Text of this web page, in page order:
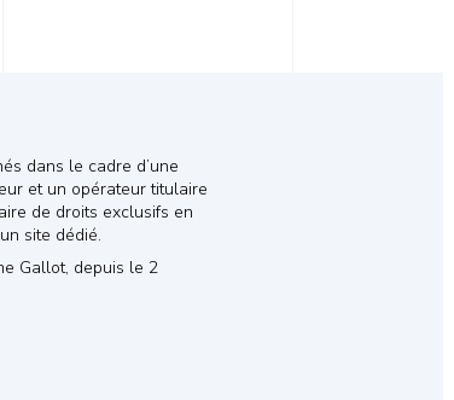
dans le cadre d’une
et un opérateur titulaire
de droits exclusifs en
site dédié.
Gallot, depuis le 2